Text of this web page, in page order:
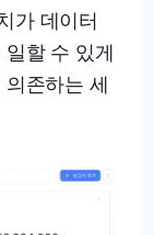
가 데이터
할 수 있게
존하는 세